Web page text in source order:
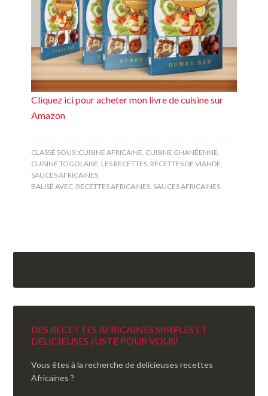
Cliquez ici pour acheter mon livre de cuisine sur
Amazon
CLASSÉ SOUS :CUISINE AFRICAINE, CUISINE GHANÉENNE,
CUISINE TOGOLAISE, LES RECETTES, RECETTES DE VIANDE,
SAUCES AFRICAINES
BALISÉ AVEC :RECETTES AFRICAINES, SAUCES AFRICAINES
DES RECETTES AFRICAINES SIMPLES ET
DELICIEUSES JUSTE POUR VOUS!
Vous êtes à la recherche de delicieuses recettes
Africaines ?